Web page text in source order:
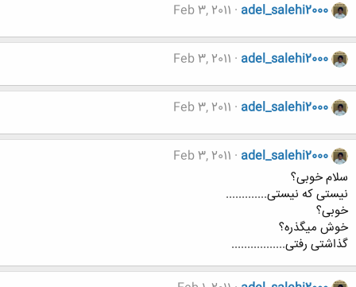
adel_salehi2000
Feb 3, 2011
adel_salehi2000
Feb 3, 2011
adel_salehi2000
Feb 3, 2011
adel_salehi2000
Feb 3, 2011
سلام خوبی؟
نیستی که نیستی.............
خوبی؟
خوش میگذره؟
گذاشتی رفتی.................